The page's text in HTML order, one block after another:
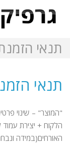
תנאי
תנאי
"המוצר" – שינוי
הלקוח + יצירת
האורחים(במידה